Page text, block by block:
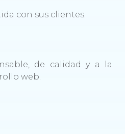
con sus clientes.
de calidad y a la
web.